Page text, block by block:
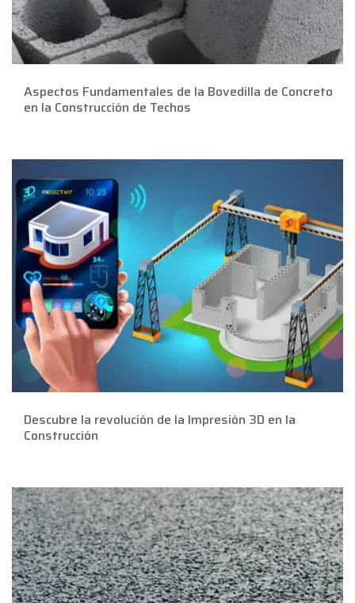
Aspectos Fundamentales de la Bovedilla de Concreto
en la Construcción de Techos
Descubre la revolución de la Impresión 3D en la
Construcción